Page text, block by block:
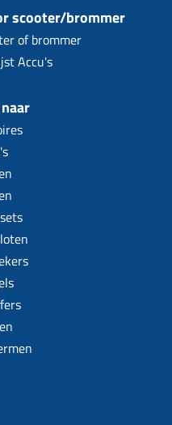
scooter/brommer
of brommer
Accu's